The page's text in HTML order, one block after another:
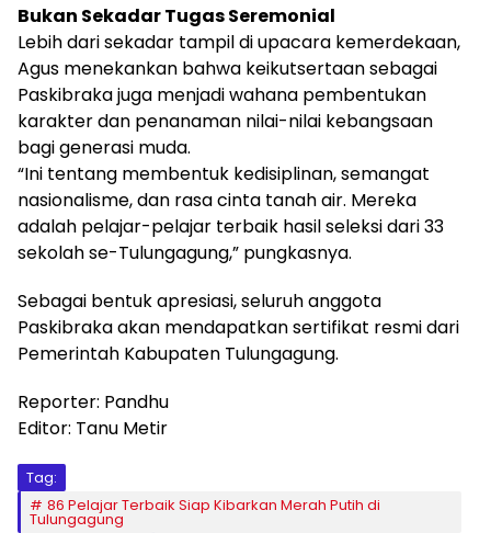
Bukan Sekadar Tugas Seremonial
Lebih dari sekadar tampil di upacara kemerdekaan,
Agus menekankan bahwa keikutsertaan sebagai
Paskibraka juga menjadi wahana pembentukan
karakter dan penanaman nilai-nilai kebangsaan
bagi generasi muda.
“Ini tentang membentuk kedisiplinan, semangat
nasionalisme, dan rasa cinta tanah air. Mereka
adalah pelajar-pelajar terbaik hasil seleksi dari 33
sekolah se-Tulungagung,” pungkasnya.
Sebagai bentuk apresiasi, seluruh anggota
Paskibraka akan mendapatkan sertifikat resmi dari
Pemerintah Kabupaten Tulungagung.
Reporter: Pandhu
Editor: Tanu Metir
Tag:
86 Pelajar Terbaik Siap Kibarkan Merah Putih di
Tulungagung